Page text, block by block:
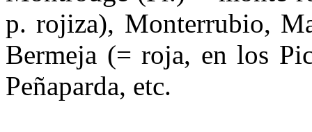
p. rojiza), Monterrubio,
Bermeja (= roja, en los
Peñaparda, etc.